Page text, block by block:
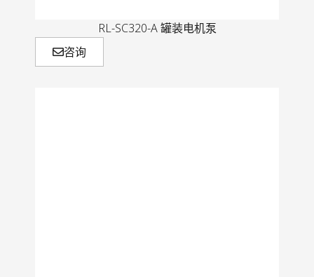
RL-SC320-A 罐装电机泵
咨询